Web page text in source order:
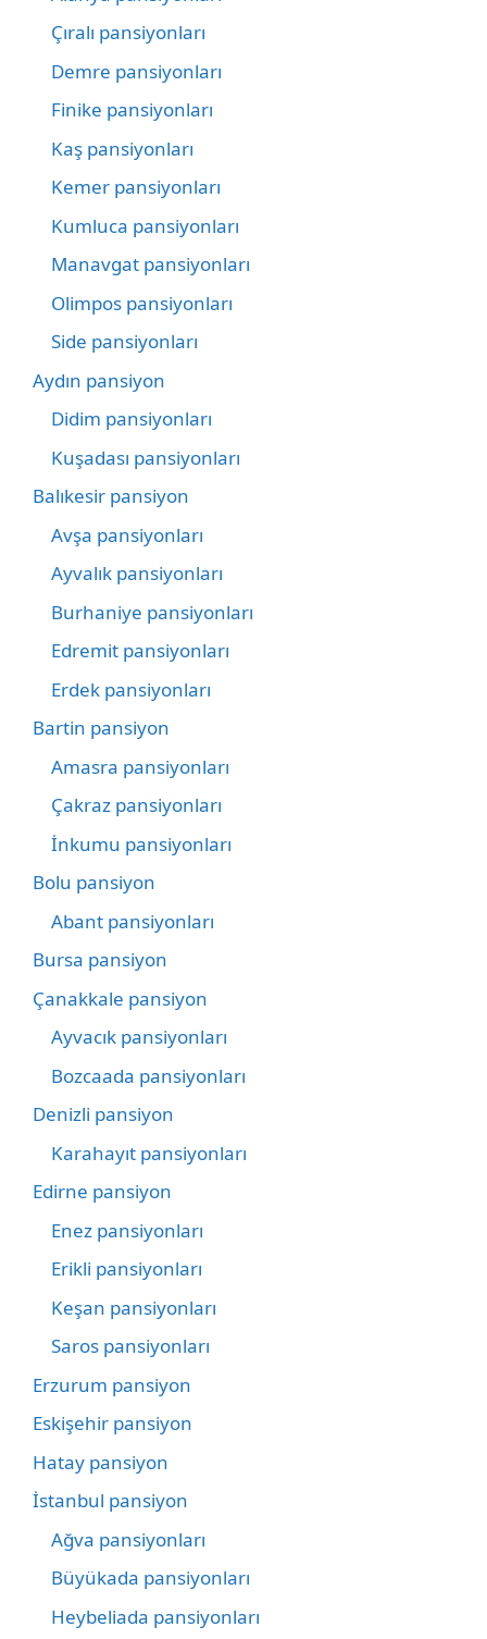
Çıralı pansiyonları
Demre pansiyonları
Finike pansiyonları
Kaş pansiyonları
Kemer pansiyonları
Kumluca pansiyonları
Manavgat pansiyonları
Olimpos pansiyonları
Side pansiyonları
Aydın pansiyon
Didim pansiyonları
Kuşadası pansiyonları
Balıkesir pansiyon
Avşa pansiyonları
Ayvalık pansiyonları
Burhaniye pansiyonları
Edremit pansiyonları
Erdek pansiyonları
Bartin pansiyon
Amasra pansiyonları
Çakraz pansiyonları
İnkumu pansiyonları
Bolu pansiyon
Abant pansiyonları
Bursa pansiyon
Çanakkale pansiyon
Ayvacık pansiyonları
Bozcaada pansiyonları
Denizli pansiyon
Karahayıt pansiyonları
Edirne pansiyon
Enez pansiyonları
Erikli pansiyonları
Keşan pansiyonları
Saros pansiyonları
Erzurum pansiyon
Eskişehir pansiyon
Hatay pansiyon
İstanbul pansiyon
Ağva pansiyonları
Büyükada pansiyonları
Heybeliada pansiyonları